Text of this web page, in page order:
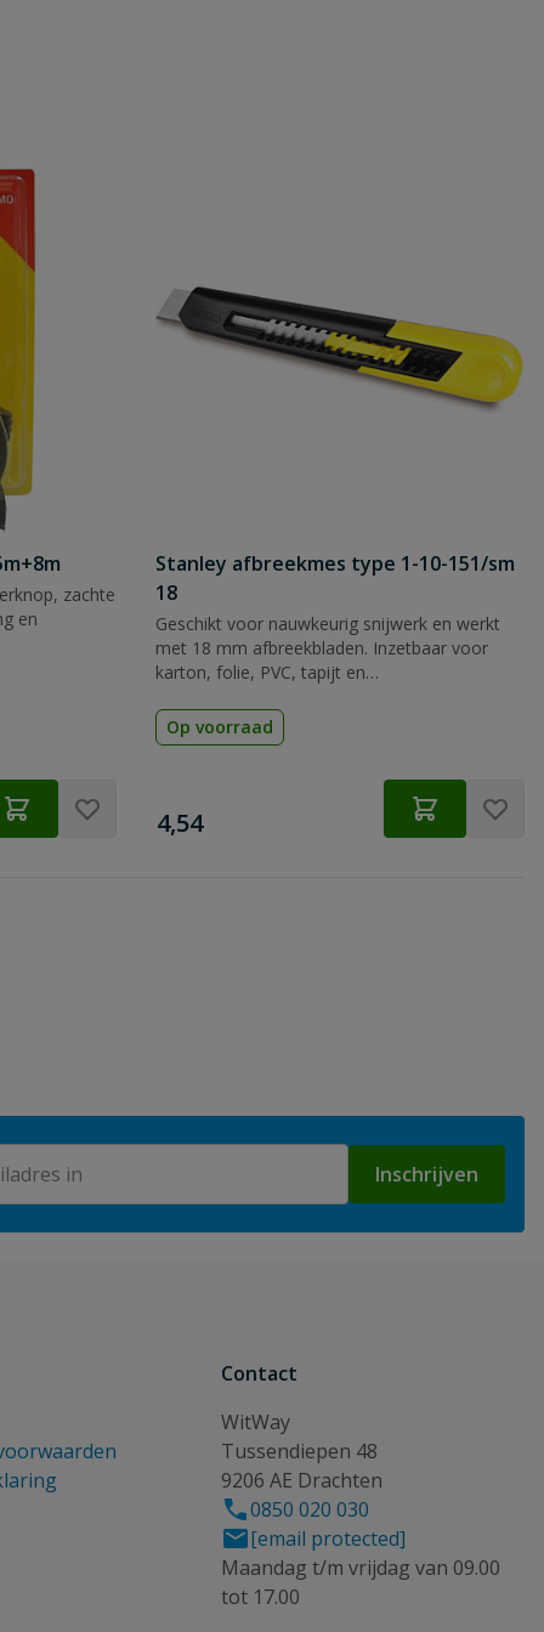
zachte
en
Stanley afbreekmes type 1-10-151/sm
18
Geschikt voor nauwkeurig snijwerk en werkt
met 18 mm afbreekbladen. Inzetbaar voor
karton, folie, PVC, tapijt en
Op voorraad
€
4,54
Inschrijven
Contact
WitWay
Tussendiepen 48
9206 AE Drachten
0850 020 030
[email protected]
Maandag t/m vrijdag van 09.00
tot 17.00